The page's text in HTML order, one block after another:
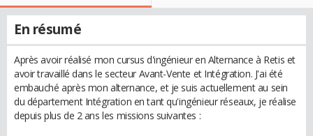
En résumé
Après avoir réalisé mon cursus d'ingénieur en Alternance à Retis et
avoir travaillé dans le secteur Avant-Vente et Intégration. J'ai été
embauché après mon alternance, et je suis actuellement au sein
du département Intégration en tant qu'ingénieur réseaux, je réalise
depuis plus de 2 ans les missions suivantes :